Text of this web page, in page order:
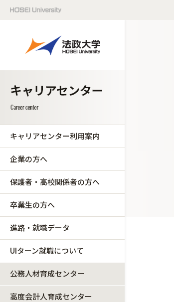
キャリアセンター利用案内
企業の方へ
保護者・高校関係者の方へ
卒業生の方へ
進路・就職データ
UIターン就職について
公務人材育成センター
高度会計人育成センター